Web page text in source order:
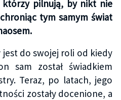
którzy pilnują, by nikt nie
tym samym świat
do swojej roli od kiedy
sam został świadkiem
Teraz, po latach, jego
zostały docenione, a